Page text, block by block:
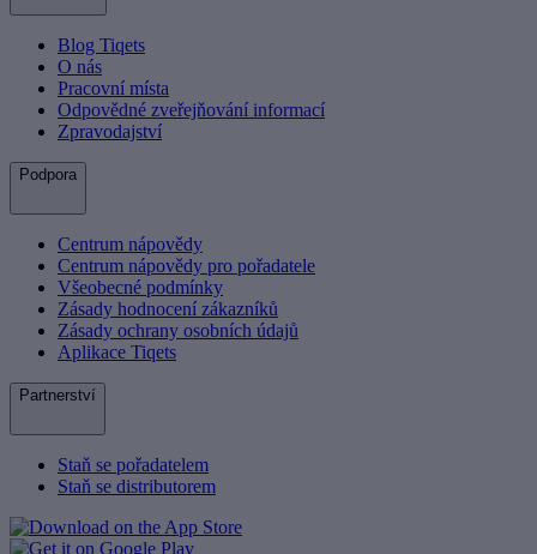
Blog Tiqets
O nás
Pracovní místa
Odpovědné zveřejňování informací
Zpravodajství
Podpora
Centrum nápovědy
Centrum nápovědy pro pořadatele
Všeobecné podmínky
Zásady hodnocení zákazníků
Zásady ochrany osobních údajů
Aplikace Tiqets
Partnerství
Staň se pořadatelem
Staň se distributorem